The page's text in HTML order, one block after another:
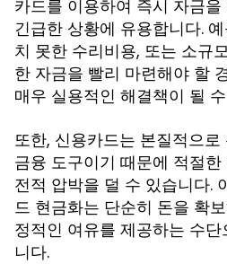
카드를 이용하여 즉시 자금
긴급한 상황에 유용합니다.
치 못한 수리비용, 또는 소규
한 자금을 빨리 마련해야 할
매우 실용적인 해결책이 될
또한, 신용카드는 본질적으
금융 도구이기 때문에 적절
전적 압박을 덜 수 있습니다.
드 현금화는 단순히 돈을 확
정적인 여유를 제공하는 수
니다.